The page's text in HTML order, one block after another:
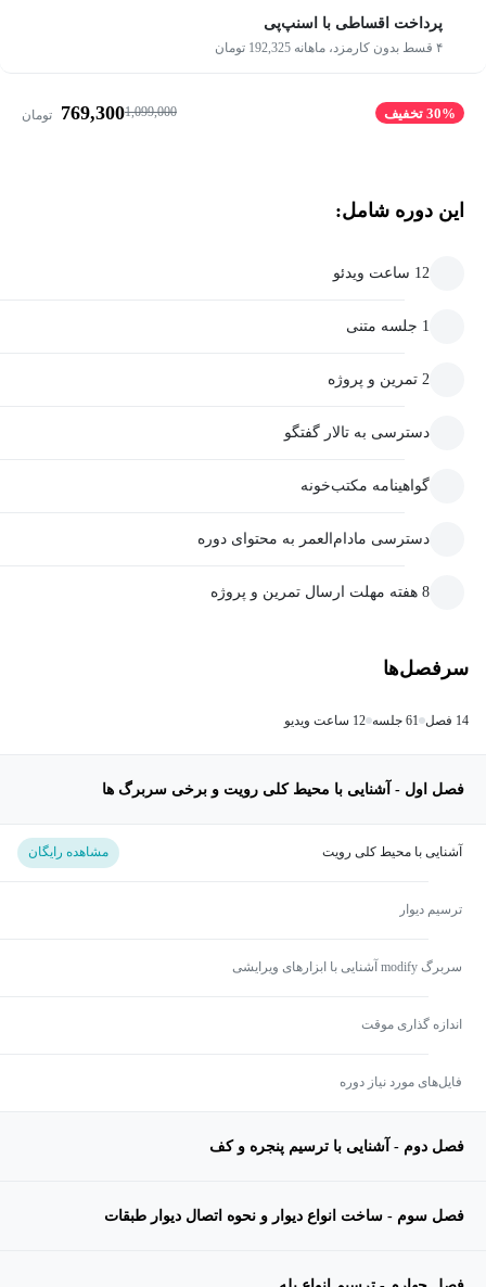
پرداخت اقساطی با اسنپ‌پی
۴ قسط بدون کارمزد، ماهانه 192,325 تومان
30% تخفیف 1,099,000
769,300 تومان
این دوره شامل:
12 ساعت ویدئو
1 جلسه متنی
2 تمرین و پروژه
دسترسی به تالار گفتگو
گواهینامه مکتب‌خونه
دسترسی مادام‌العمر به محتوای دوره
8 هفته مهلت ارسال تمرین و پروژه
سرفصل‌ها
14 فصل 61 جلسه 12 ساعت ویدیو
فصل اول - آشنایی با محیط کلی رویت و برخی سربرگ ها
آشنایی با محیط کلی رویت مشاهده رایگان
ترسیم دیوار
سربرگ modify آشنایی با ابزارهای ویرایشی
اندازه گذاری موقت
فایل‌های مورد نیاز دوره
فصل دوم - آشنایی با ترسیم پنجره و کف
فصل سوم - ساخت انواع دیوار و نحوه اتصال دیوار طبقات